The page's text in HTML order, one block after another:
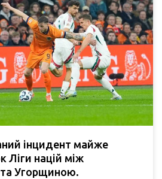
інцидент майже
Ліги націй між
Угорщиною.